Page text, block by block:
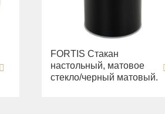
FORTIS Стакан
настольный, матовое
стекло/черный матовый.